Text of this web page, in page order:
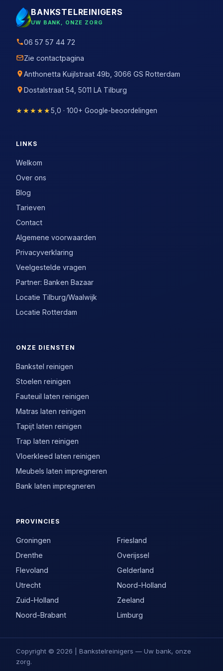
BANKSTELREINIGERS
UW BANK, ONZE ZORG
06 57 57 44 72
Zie contactpagina
Anthonetta Kuijlstraat 49b, 3066 GS Rotterdam
Dostalstraat 54, 5011 LA Tilburg
★★★★★5,0 · 100+ Google-beoordelingen
LINKS
Welkom
Over ons
Blog
Tarieven
Contact
Algemene voorwaarden
Privacyverklaring
Veelgestelde vragen
Partner: Banken Bazaar
Locatie Tilburg/Waalwijk
Locatie Rotterdam
ONZE DIENSTEN
Bankstel reinigen
Stoelen reinigen
Fauteuil laten reinigen
Matras laten reinigen
Tapijt laten reinigen
Trap laten reinigen
Vloerkleed laten reinigen
Meubels laten impregneren
Bank laten impregneren
PROVINCIES
Groningen
Friesland
Drenthe
Overijssel
Flevoland
Gelderland
Utrecht
Noord-Holland
Zuid-Holland
Zeeland
Noord-Brabant
Limburg
Copyright © 2026 | Bankstelreinigers — Uw bank, onze
zorg.